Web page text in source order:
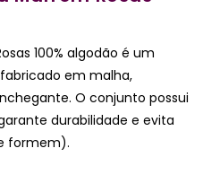
100% algodão é um
em malha,
O conjunto possui
durabilidade e evita
formem).